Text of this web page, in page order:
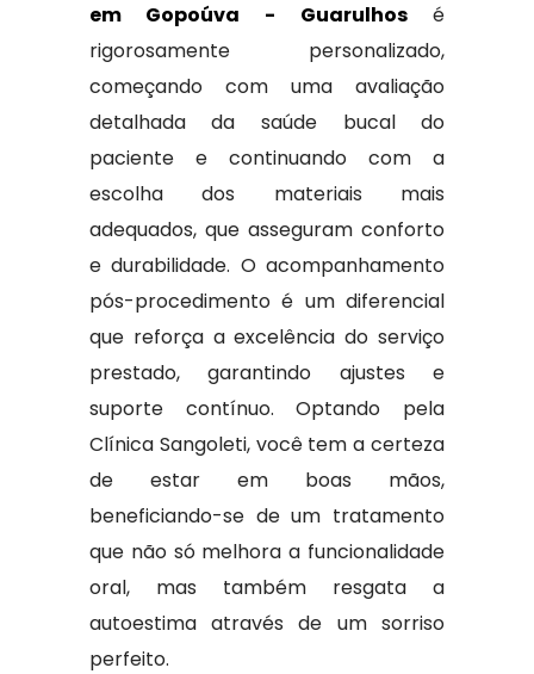
em Gopoúva - Guarulhosé
rigorosamente personalizado,
começando com uma avaliação
detalhada da saúde bucal do
paciente e continuando com a
escolha dos materiais mais
adequados, que asseguram conforto
e durabilidade. O acompanhamento
pós-procedimento é um diferencial
que reforça a excelência do serviço
prestado, garantindo ajustes e
suporte contínuo. Optando pela
Clínica Sangoleti, você tem a certeza
de estar em boas mãos,
beneficiando-se de um tratamento
que não só melhora a funcionalidade
oral, mas também resgata a
autoestima através de um sorriso
perfeito.